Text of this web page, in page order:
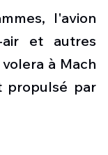
l'avion
air et autres
à Mach
propulsé par